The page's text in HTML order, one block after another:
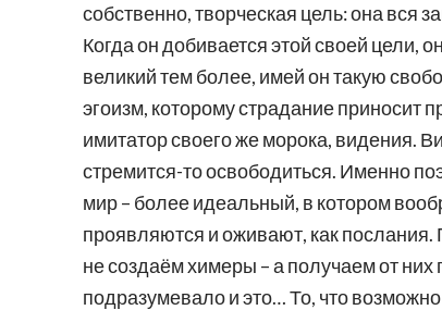
собственно, творческая цель: она вся
Когда он добивается этой своей цели,
великий тем более, имей он такую
эгоизм, которому страдание приносит
имитатор своего же морока, видения.
стремится-то освободиться. Именно
мир – более идеальный, в котором
проявляются и оживают, как
не создаём химеры – а получаем от
подразумевало и это… То, что